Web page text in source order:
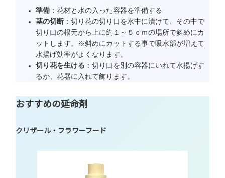
準備 ：花材と水の入った容器を準備する
茎の切断 ：切り花の切り口を水中に漬けて、その中で
切り口の根元から上に約１～５ｃｍの場所で斜めにカ
ットします。※斜めにカットする事で吸水部が増えて
水揚げ効率がよくなります。
切り花を生ける ：切り口を別の容器にいれて水揚げす
るか、花器に入れて飾ります。
おすすめの延命剤
クリザール・フラワーフード